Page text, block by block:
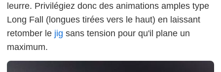
leurre. Privilégiez donc des animations amples type
Long Fall (longues tirées vers le haut) en laissant
retomber le jig sans tension pour qu'il plane un
maximum.